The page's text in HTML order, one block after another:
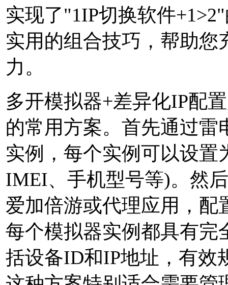
实现了"1IP切换软件
实用的组合技巧，帮助您
力。
多开模拟器+差异化IP配
的常用方案。首先通过雷
实例，每个实例可以设置
IMEI、手机型号等)。然
爱加倍游或代理应用，配
每个模拟器实例都具有完
括设备ID和IP地址，有效